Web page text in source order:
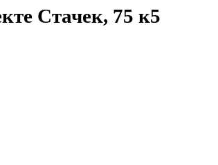
Стачек, 75 к5